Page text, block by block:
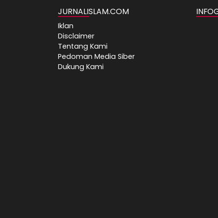
JURNALISLAM.COM
Iklan
Disclaimer
Tentang Kami
Pedoman Media Siber
Dukung Kami